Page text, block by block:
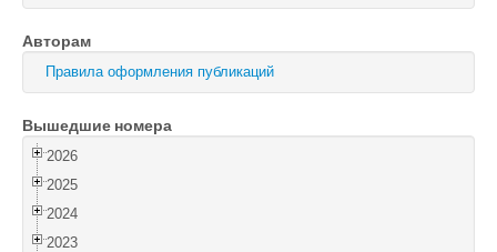
Поиск
Авторам
Правила оформления публикаций
Вышедшие номера
2026
2025
2024
2023